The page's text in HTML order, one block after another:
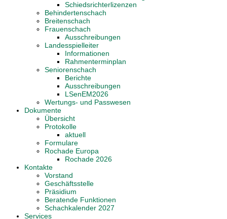
Schiedsrichterlizenzen
Behindertenschach
Breitenschach
Frauenschach
Ausschreibungen
Landesspielleiter
Informationen
Rahmenterminplan
Seniorenschach
Berichte
Ausschreibungen
LSenEM2026
Wertungs- und Passwesen
Dokumente
Übersicht
Protokolle
aktuell
Formulare
Rochade Europa
Rochade 2026
Kontakte
Vorstand
Geschäftsstelle
Präsidium
Beratende Funktionen
Schachkalender 2027
Services